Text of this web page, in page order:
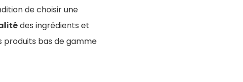
de choisir une
des ingrédients et
produits bas de gamme